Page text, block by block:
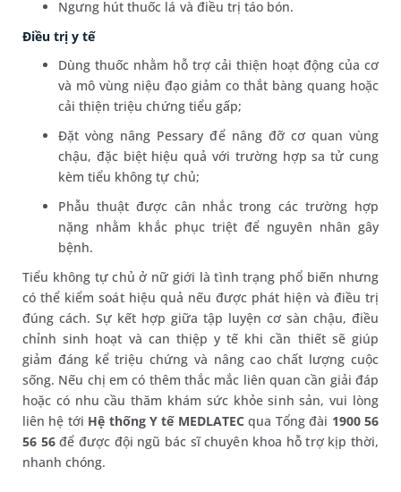
Ngưng hút thuốc lá và điều trị táo bón.
Điều trị y tế
Dùng thuốc nhằm hỗ trợ cải thiện hoạt động của cơ
và mô vùng niệu đạo giảm co thắt bàng quang hoặc
cải thiện triệu chứng tiểu gấp;
Đặt vòng nâng Pessary để nâng đỡ cơ quan vùng
chậu, đặc biệt hiệu quả với trường hợp sa tử cung
kèm tiểu không tự chủ;
Phẫu thuật được cân nhắc trong các trường hợp
nặng nhằm khắc phục triệt để nguyên nhân gây
bệnh.
Tiểu không tự chủ ở nữ giới là tình trạng phổ biến nhưng
có thể kiểm soát hiệu quả nếu được phát hiện và điều trị
đúng cách. Sự kết hợp giữa tập luyện cơ sàn chậu, điều
chỉnh sinh hoạt và can thiệp y tế khi cần thiết sẽ giúp
giảm đáng kể triệu chứng và nâng cao chất lượng cuộc
sống. Nếu chị em có thêm thắc mắc liên quan cần giải đáp
hoặc có nhu cầu thăm khám sức khỏe sinh sản, vui lòng
liên hệ tới Hệ thống Y tế MEDLATECqua Tổng đài 1900 56
56 56để được đội ngũ bác sĩ chuyên khoa hỗ trợ kịp thời,
nhanh chóng.